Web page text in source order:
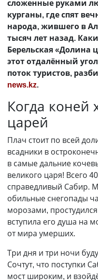
сложенные руками
курганы, где спят
народа, жившего в
тысяч лет назад.
Берельская «Долина
этот отдалённый
поток туристов,
news.kz.
Когда коней
царей
Плач стоит по всей
всадники в
в самые дальние
великого царя! Всего
справедливый Сабир.
обильные снегопады
морозами,
вступила его душа на
от мира умерших.
Три дня и три ночи
Сочтут, что поступки
мост широким, и